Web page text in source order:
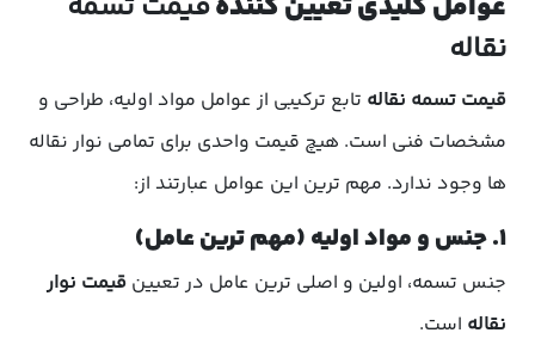
نقاله
قیمت تسمه نقاله تابع ترکیبی از عوامل مواد اولیه، طراحی و
مشخصات فنی است. هیچ قیمت واحدی برای تمامی نوار نقاله
ها وجود ندارد. مهم ترین این عوامل عبارتند از:
۱. جنس و مواد اولیه (مهم ترین عامل)
جنس تسمه، اولین و اصلی ترین عامل در تعیین قیمت نوار
نقاله است.